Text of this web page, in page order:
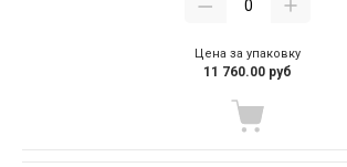
Цена за упаковку
11 760.00 руб